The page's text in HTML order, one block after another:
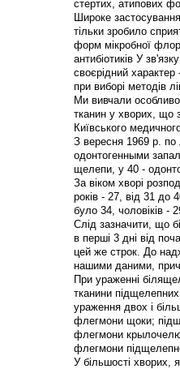
стертих, атипових
Широке
тільки зробило
форм мікробної
антибіотиків У
своєрідний
при виборі методів
Ми вивчали
тканин у хворих, що
Київського
З вересня 1969 р. по
одонтогенными
щелепи, у 40 -
За віком хворі
років - 27, від 31 до
було 34, чоловіків -
Слід зазначити, що
в перші 3 дні від
цей же строк. До
нашими даними,
При ураженні
тканини
ураження двох і
флегмони щоки;
флегмони
флегмони
У більшості хворих,